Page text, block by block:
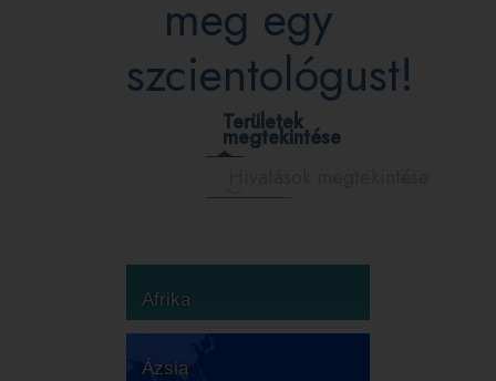
meg egy
szcientológust!
Területek
megtekintése
Afrika
Ázsia